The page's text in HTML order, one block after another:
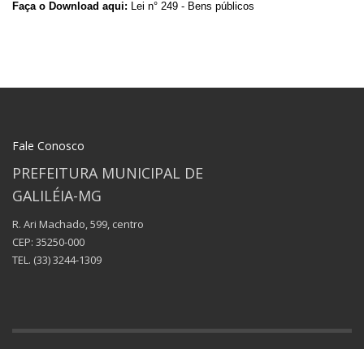
Faça o Download aqui: Lei n° 249 - Bens públicos
Fale Conosco
PREFEITURA MUNICIPAL DE
GALILÉIA-MG
R. Ari Machado, 599, centro
CEP: 35250-000
TEL. (33) 3244-1309